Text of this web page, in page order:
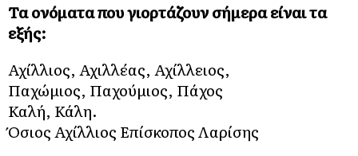
Τα ονόματα που γιορτάζουν σήμερα είναι τα
εξής:
Αχίλλιος, Αχιλλέας, Αχίλλειος,
Παχώμιος, Παχούμιος, Πάχος
Καλή, Κάλη.
Όσιος Αχίλλιος Επίσκοπος Λαρίσης